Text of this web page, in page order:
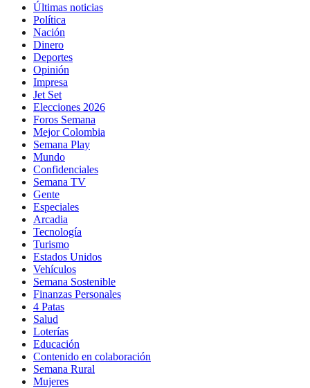
Últimas noticias
Política
Nación
Dinero
Deportes
Opinión
Impresa
Jet Set
Elecciones 2026
Foros Semana
Mejor Colombia
Semana Play
Mundo
Confidenciales
Semana TV
Gente
Especiales
Arcadia
Tecnología
Turismo
Estados Unidos
Vehículos
Semana Sostenible
Finanzas Personales
4 Patas
Salud
Loterías
Educación
Contenido en colaboración
Semana Rural
Mujeres